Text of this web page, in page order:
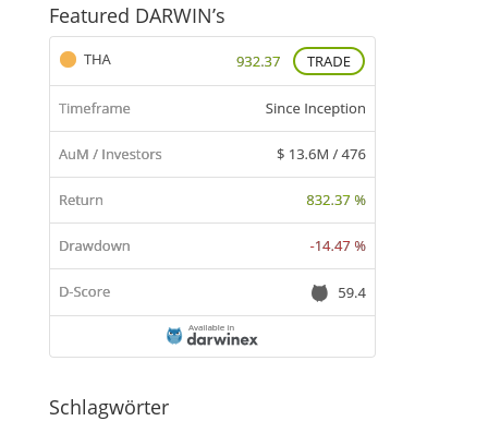
Featured DARWIN’s
Schlagwörter